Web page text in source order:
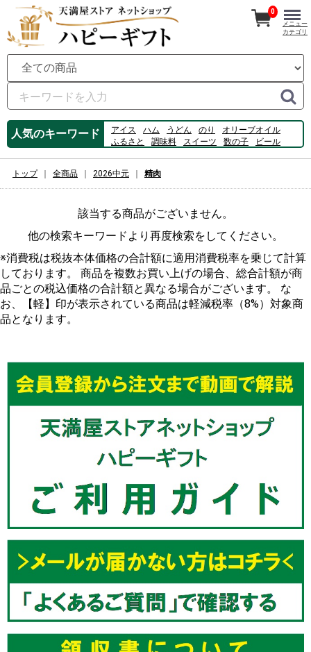
人気のキーワード アイス ハム うどん のり
オリーブオイル
ふるさと
調味料 スイーツ 数の子
ビール
0
メニュー
カテゴリ
トップ 全商品 2026中元 精肉
該当する商品がございません。
他の検索キーワードより再度検索をしてください。
※消費税は税抜本体価格の合計額に適用消費税率を乗じて計算
しております。 商品を複数お買い上げの場合、総合計額が商
品ごとの税込価格の合計額と異なる場合がございます。 な
お、【軽】印が表示されている商品は軽減税率（8%）対象商
品となります。